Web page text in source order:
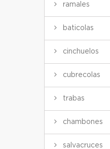
ramales
baticolas
cinchuelos
cubrecolas
trabas
chambones
salvacruces